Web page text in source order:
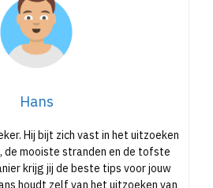
Hans
Hij bijt zich vast in het uitzoeken
de mooiste stranden en de tofste
krijg jij de beste tips voor jouw
houdt zelf van het uitzoeken van